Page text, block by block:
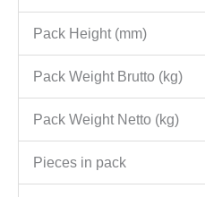
Pack Height (mm)
Pack Weight Brutto (kg)
Pack Weight Netto (kg)
Pieces in pack